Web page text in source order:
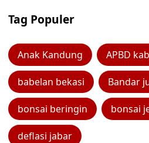
Tag Populer
Anak Kandung APBD
babelan bekasi Bandar
bonsai beringin bonsai
deflasi jabar